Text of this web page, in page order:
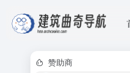
赞助商